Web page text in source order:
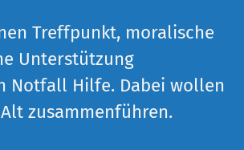
Treffpunkt, moralische
Unterstützung
Notfall Hilfe. Dabei wollen
zusammenführen.